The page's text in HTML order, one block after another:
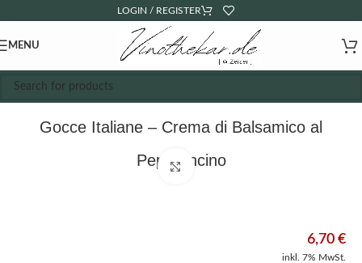
LOGIN / REGISTER
MENU
Gocce Italiane – Crema di Balsamico al
PeperoncinoClick to enlarge
6,70 €
inkl. 7% MwSt.